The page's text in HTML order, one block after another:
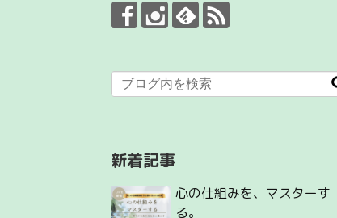
新着記事
心の仕組みを、マスターす
る。